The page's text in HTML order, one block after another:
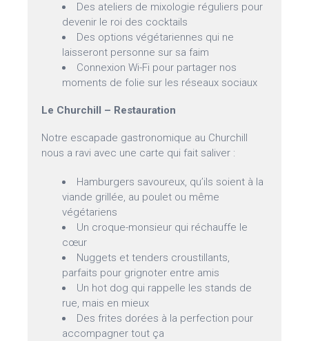
Des ateliers de mixologie réguliers pour
devenir le roi des cocktails
Des options végétariennes qui ne
laisseront personne sur sa faim
Connexion Wi-Fi pour partager nos
moments de folie sur les réseaux sociaux
Le Churchill – Restauration
Notre escapade gastronomique au Churchill
nous a ravi avec une carte qui fait saliver :
Hamburgers savoureux, qu’ils soient à la
viande grillée, au poulet ou même
végétariens
Un croque-monsieur qui réchauffe le
cœur
Nuggets et tenders croustillants,
parfaits pour grignoter entre amis
Un hot dog qui rappelle les stands de
rue, mais en mieux
Des frites dorées à la perfection pour
accompagner tout ça